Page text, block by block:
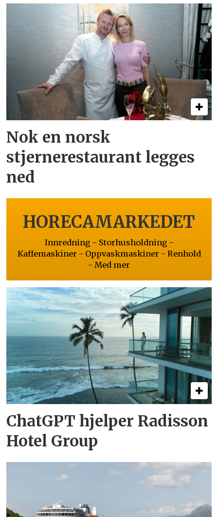
Nok en norsk
stjernerestaurant legges
ned
HORECAMARKEDET
Innredning - Storhusholdning -
Kaffemaskiner - Oppvaskmaskiner - Renhold
- Med mer
ChatGPT hjelper Radisson
Hotel Group